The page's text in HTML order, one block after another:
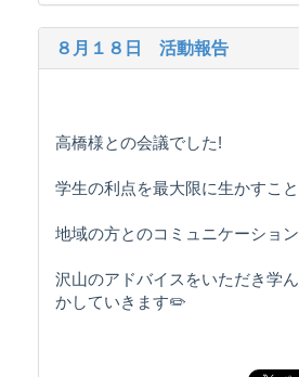
８月１８日 活動報告
高橋様との会議でした!
学生の利点を最大限に生かすこ
地域の方とのコミュニケーション
沢山のアドバイスをいただき学
かしていきます✏️